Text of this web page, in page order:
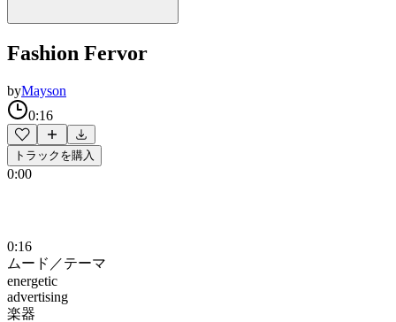
Fashion Fervor
byMayson
0:16
トラックを購入
0:00
0:16
ムード／テーマ
energetic
advertising
楽器